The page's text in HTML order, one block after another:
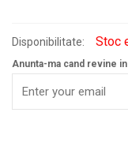
Disponibilitate: Stoc
Anunta-ma cand revine